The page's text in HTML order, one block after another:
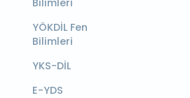
Bilimleri
YÖKDİL Fen
Bilimleri
YKS-DİL
E-YDS